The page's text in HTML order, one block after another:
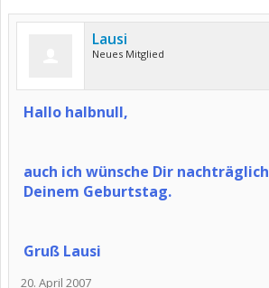
Lausi
Neues Mitglied
Hallo halbnull,
auch ich wünsche Dir
Deinem Geburtstag.
Gruß Lausi
20. April 2007